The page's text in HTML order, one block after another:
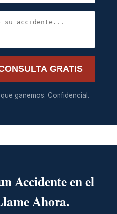
GRATIS
ganemos. Confidencial.
Accidente en el
Ahora.